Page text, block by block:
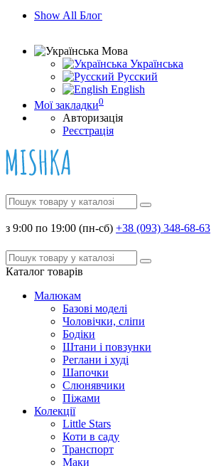
Show All Блог
Мова
Українська
Русский
English
Мої закладки0
Авторизація
Реєстрація
з 9:00 по 19:00 (пн-сб) +38 (093) 348-68-63
Каталог товарів
Малюкам
Базові моделі
Чоловічки, сліпи
Бодіки
Штани і повзунки
Реглани і худі
Шапочки
Слюнявчики
Піжами
Колекції
Little Stars
Коти в саду
Транспорт
Маки